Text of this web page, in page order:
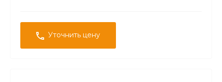
Уточнить цену